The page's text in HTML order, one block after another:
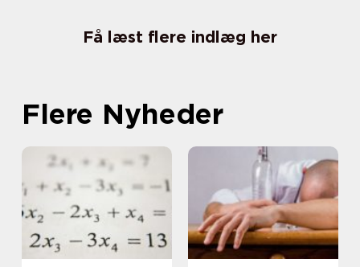
Få læst flere indlæg her
Flere Nyheder